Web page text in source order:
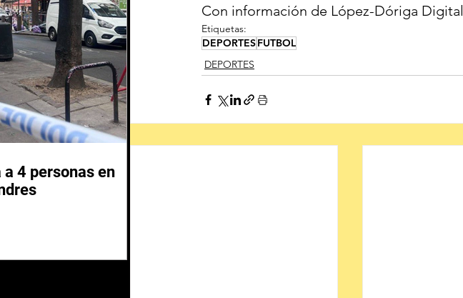
Con información de López-Dóriga Digital
Etiquetas:
DEPORTESFUTBOL
DEPORTES
4 personas en